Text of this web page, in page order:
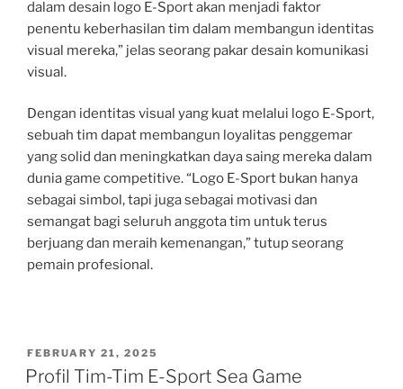
dalam desain logo E-Sport akan menjadi faktor
penentu keberhasilan tim dalam membangun identitas
visual mereka,” jelas seorang pakar desain komunikasi
visual.
Dengan identitas visual yang kuat melalui logo E-Sport,
sebuah tim dapat membangun loyalitas penggemar
yang solid dan meningkatkan daya saing mereka dalam
dunia game competitive. “Logo E-Sport bukan hanya
sebagai simbol, tapi juga sebagai motivasi dan
semangat bagi seluruh anggota tim untuk terus
berjuang dan meraih kemenangan,” tutup seorang
pemain profesional.
POSTED
ON
FEBRUARY 21, 2025
Profil Tim-Tim E-Sport Sea Game